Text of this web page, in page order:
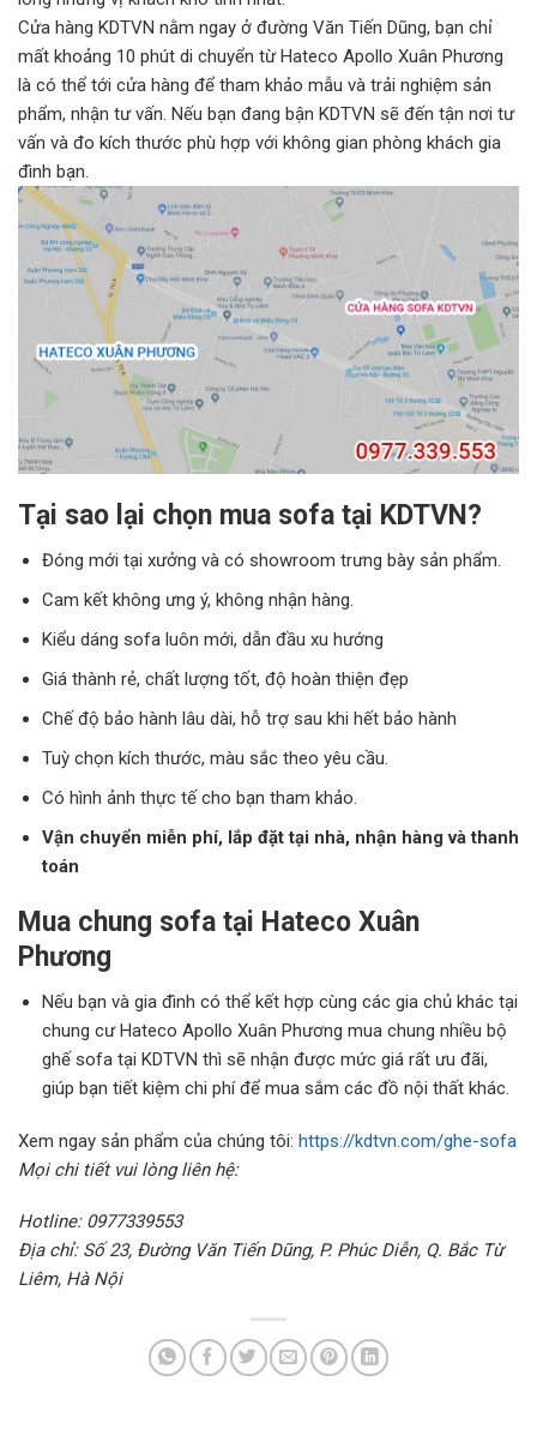
Cửa hàng KDTVN nằm ngay ở đường Văn Tiến Dũng, bạn chỉ
mất khoảng 10 phút di chuyển từ Hateco Apollo Xuân Phương
là có thể tới cửa hàng để tham khảo mẫu và trải nghiệm sản
phẩm, nhận tư vấn. Nếu bạn đang bận KDTVN sẽ đến tận nơi tư
vấn và đo kích thước phù hợp với không gian phòng khách gia
đình bạn.
Tại sao lại chọn mua sofa tại KDTVN?
Đóng mới tại xưởng và có showroom trưng bày sản phẩm.
Cam kết không ưng ý, không nhận hàng.
Kiểu dáng sofa luôn mới, dẫn đầu xu hướng
Giá thành rẻ, chất lượng tốt, độ hoàn thiện đẹp
Chế độ bảo hành lâu dài, hỗ trợ sau khi hết bảo hành
Tuỳ chọn kích thước, màu sắc theo yêu cầu.
Có hình ảnh thực tế cho bạn tham khảo.
Vận chuyển miễn phí, lắp đặt tại nhà, nhận hàng và thanh
toán
Mua chung sofa tại Hateco Xuân
Phương
Nếu bạn và gia đình có thể kết hợp cùng các gia chủ khác tại
chung cư Hateco Apollo Xuân Phương mua chung nhiều bộ
ghế sofa tại KDTVN thì sẽ nhận được mức giá rất ưu đãi,
giúp bạn tiết kiệm chi phí để mua sắm các đồ nội thất khác.
Xem ngay sản phẩm của chúng tôi: https://kdtvn.com/ghe-sofa
Mọi chi tiết vui lòng liên hệ:
Hotline: 0977339553
Địa chỉ: Số 23, Đường Văn Tiến Dũng, P. Phúc Diễn, Q. Bắc Từ
Liêm, Hà Nội